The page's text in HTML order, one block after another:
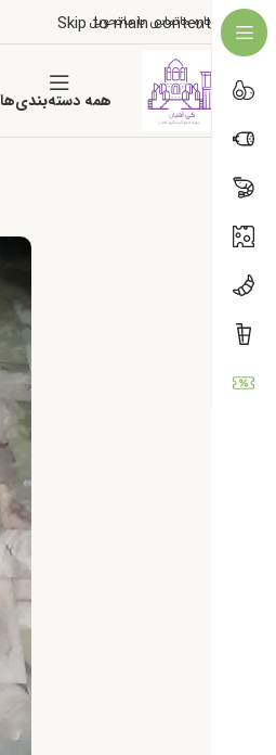
Skip to main content
درباره ماتماس با ماتحویل
همه دسته‌بندی‌ها